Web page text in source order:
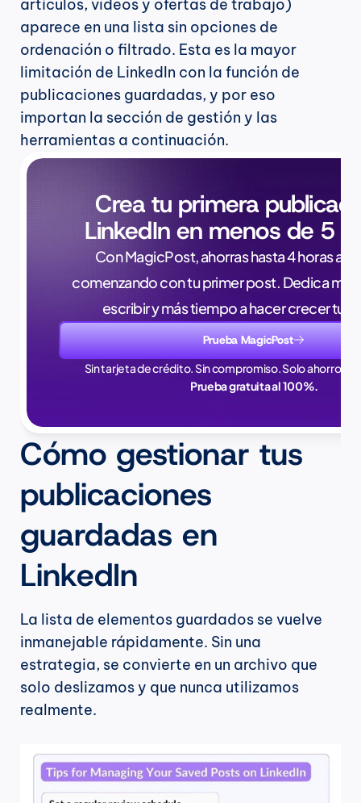
artículos, videos y ofertas de trabajo)
aparece en una lista sin opciones de
ordenación o filtrado. Esta es la mayor
limitación de LinkedIn con la función de
publicaciones guardadas, y por eso
importan la sección de gestión y las
herramientas a continuación.
Crea tu primera
LinkedIn en menos de 5
Con MagicPost, ahorras hasta 4 horas a la
comenzando con tu primer post. Dedica
escribir y más tiempo a hacer crecer tu
Prueba MagicPost
Sin tarjeta de crédito. Sin compromiso. Solo ahorros
Prueba gratuita al 100%.
Cómo gestionar tus
publicaciones
guardadas en
LinkedIn
La lista de elementos guardados se vuelve
inmanejable rápidamente. Sin una
estrategia, se convierte en un archivo que
solo deslizamos y que nunca utilizamos
realmente.